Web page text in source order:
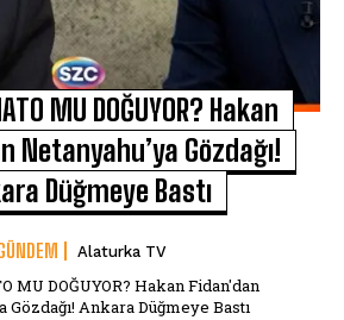
MU DOĞUYOR? Hakan
Netanyahu’ya Gözdağı!
Düğmeye Bastı
Alaturka TV
MU DOĞUYOR? Hakan Fidan'dan
Gözdağı! Ankara Düğmeye Bastı